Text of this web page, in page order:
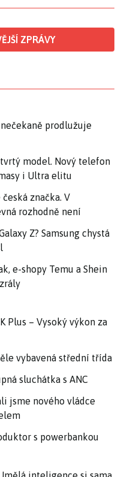
ZPRÁVY
prodlužuje
model. Nový telefon
i Ultra elitu
značka. V
rozhodně není
Z? Samsung chystá
e-shopy Temu a Shein
Plus – Vysoký výkon za
vybavená střední třída
sluchátka s ANC
jsme nového vládce
s powerbankou